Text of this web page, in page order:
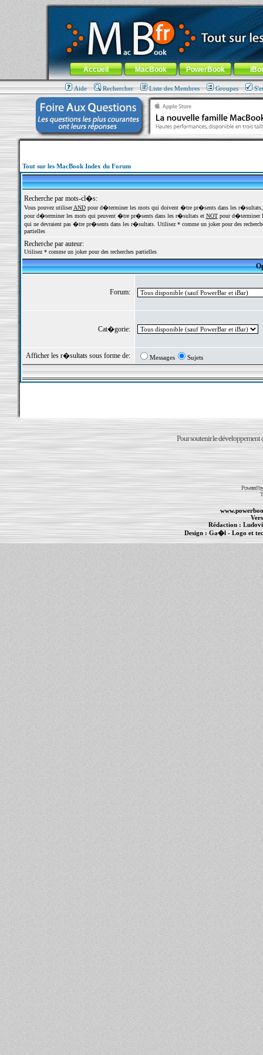
MacBook-fr.com : 100% Apple... 100% nomade !
Aller au contenu-Aller au menu général-Aller au menu de
Menu général
Accueil MacBook PowerBook
Aide Rechercher Liste des Membres Groupes
Tout sur les MacBook Index du Forum
Recherche par mots-cl�s:
Vous pouvez utiliserANDpour d�terminer les mots qui doivent �tre pr�sents dans les
pour d�terminer les mots qui peuvent �tre pr�sents dans les r�sultats et NOTpour d�terminer
qui ne devraient pas �tre pr�sents dans les r�sultats. Utilisez * comme un joker pour des
partielles
Recherche par auteur:
Utilisez * comme un joker pour des recherches partielles
Forum:
Cat�gorie:
Afficher les r�sultats sous forme de: Messages Sujets
Pour soutenir le développement
Powered
Rédaction :
Design : Ga�l- Logo et